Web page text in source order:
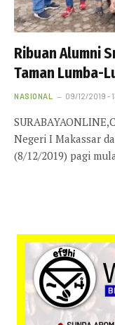
Ribuan Alumni
Taman Lumba-
NASIONAL 09/12/2019 -
Negeri I Makassar
(8/12/2019) pagi